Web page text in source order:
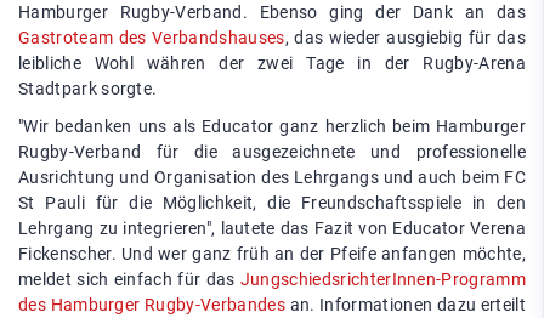
Hamburger Rugby-Verband. Ebenso ging der Dank an das
Gastroteam des Verbandshauses, das wieder ausgiebig für das
leibliche Wohl währen der zwei Tage in der Rugby-Arena
Stadtpark sorgte.
"Wir bedanken uns als Educator ganz herzlich beim Hamburger
Rugby-Verband für die ausgezeichnete und professionelle
Ausrichtung und Organisation des Lehrgangs und auch beim FC
St Pauli für die Möglichkeit, die Freundschaftsspiele in den
Lehrgang zu integrieren", lautete das Fazit von Educator Verena
Fickenscher. Und wer ganz früh an der Pfeife anfangen möchte,
meldet sich einfach für das JungschiedsrichterInnen-Programm
des Hamburger Rugby-Verbandesan. Informationen dazu erteilt